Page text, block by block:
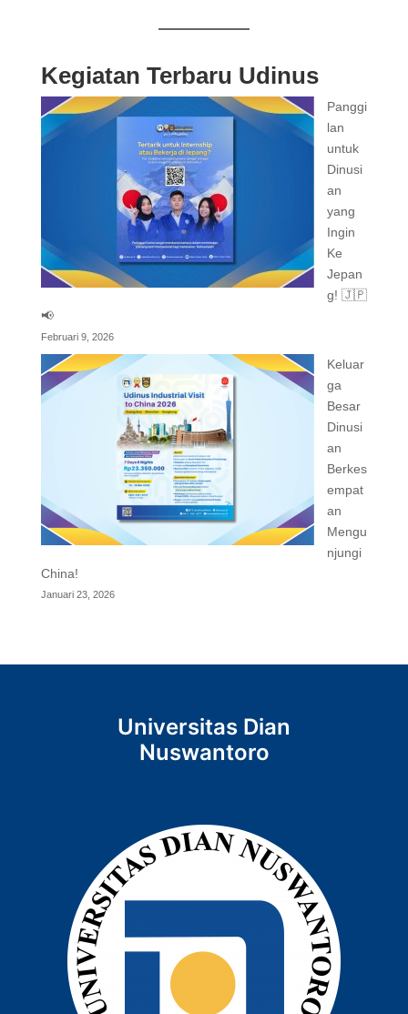
Kegiatan Terbaru Udinus
Panggi
lan
untuk
Dinusi
an
yang
Ingin
Ke
Jepan
g! 🇯🇵
📢
Februari 9, 2026
Keluar
ga
Besar
Dinusi
an
Berkes
empat
an
Mengu
njungi
China!
Januari 23, 2026
Universitas Dian
Nuswantoro